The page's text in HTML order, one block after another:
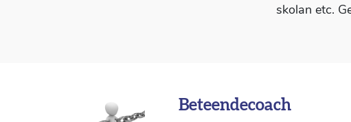
skolan etc.
Beteendecoach